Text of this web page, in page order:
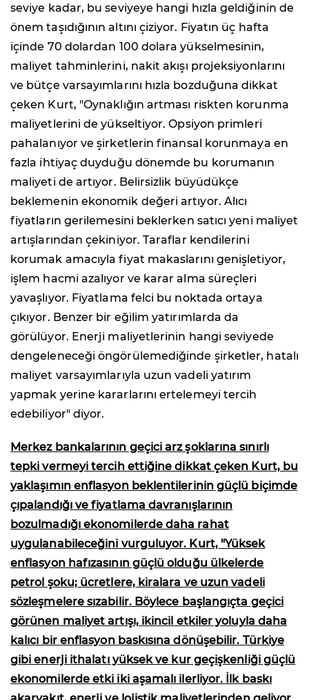
seviye kadar, bu seviyeye hangi hızla geldiğinin de
önem taşıdığının altını çiziyor. Fiyatın üç hafta
içinde 70 dolardan 100 dolara yükselmesinin,
maliyet tahminlerini, nakit akışı projeksiyonlarını
ve bütçe varsayımlarını hızla bozduğuna dikkat
çeken Kurt, "Oynaklığın artması riskten korunma
maliyetlerini de yükseltiyor. Opsiyon primleri
pahalanıyor ve şirketlerin finansal korunmaya en
fazla ihtiyaç duyduğu dönemde bu korumanın
maliyeti de artıyor. Belirsizlik büyüdükçe
beklemenin ekonomik değeri artıyor. Alıcı
fiyatların gerilemesini beklerken satıcı yeni maliyet
artışlarından çekiniyor. Taraflar kendilerini
korumak amacıyla fiyat makaslarını genişletiyor,
işlem hacmi azalıyor ve karar alma süreçleri
yavaşlıyor. Fiyatlama felci bu noktada ortaya
çıkıyor. Benzer bir eğilim yatırımlarda da
görülüyor. Enerji maliyetlerinin hangi seviyede
dengeleneceği öngörülemediğinde şirketler, hatalı
maliyet varsayımlarıyla uzun vadeli yatırım
yapmak yerine kararlarını ertelemeyi tercih
edebiliyor" diyor.
Merkez bankalarının geçici arz şoklarına sınırlı
tepki vermeyi tercih ettiğine dikkat çeken Kurt, bu
yaklaşımın enflasyon beklentilerinin güçlü biçimde
çıpalandığı ve fiyatlama davranışlarının
bozulmadığı ekonomilerde daha rahat
uygulanabileceğini vurguluyor. Kurt, "Yüksek
enflasyon hafızasının güçlü olduğu ülkelerde
petrol şoku; ücretlere, kiralara ve uzun vadeli
sözleşmelere sızabilir. Böylece başlangıçta geçici
görünen maliyet artışı, ikincil etkiler yoluyla daha
kalıcı bir enflasyon baskısına dönüşebilir. Türkiye
gibi enerji ithalatı yüksek ve kur geçişkenliği güçlü
ekonomilerde etki iki aşamalı ilerliyor. İlk baskı